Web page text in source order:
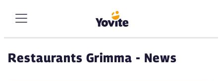
Restaurants Grimma - News